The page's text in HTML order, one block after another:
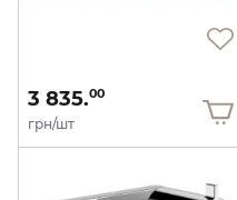
3 835.00
грн/шт